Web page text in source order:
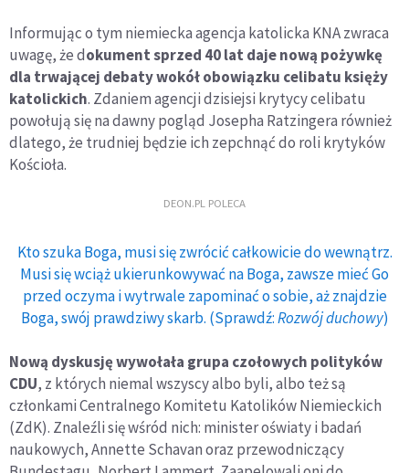
Informując o tym niemiecka agencja katolicka KNA zwraca
uwagę, że dokument sprzed 40 lat daje nową pożywkę
dla trwającej debaty wokół obowiązku celibatu księży
katolickich. Zdaniem agencji dzisiejsi krytycy celibatu
powołują się na dawny pogląd Josepha Ratzingera również
dlatego, że trudniej będzie ich zepchnąć do roli krytyków
Kościoła.
DEON.PL POLECA
Kto szuka Boga, musi się zwrócić całkowicie do wewnątrz.
Musi się wciąż ukierunkowywać na Boga, zawsze mieć Go
przed oczyma i wytrwale zapominać o sobie, aż znajdzie
Boga, swój prawdziwy skarb. (Sprawdź:Rozwój duchowy)
Nową dyskusję wywołała grupa czołowych polityków
CDU, z których niemal wszyscy albo byli, albo też są
członkami Centralnego Komitetu Katolików Niemieckich
(ZdK). Znaleźli się wśród nich: minister oświaty i badań
naukowych, Annette Schavan oraz przewodniczący